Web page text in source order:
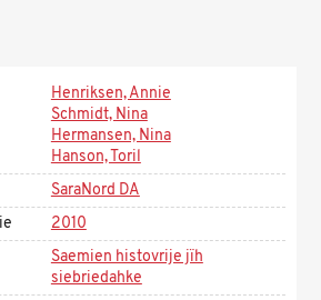
Henriksen, Annie
Schmidt, Nina
Hermansen, Nina
Hanson, Toril
SaraNord DA
2010
Saemien histovrije jïh
siebriedahke